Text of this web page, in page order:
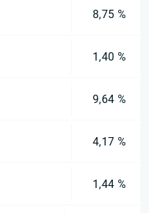
8,75 %
1,40 %
9,64 %
4,17 %
1,44 %